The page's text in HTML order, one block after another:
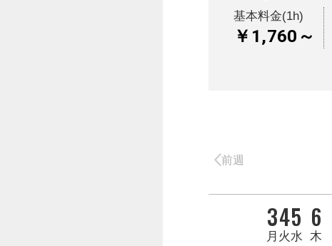
基本料金(1h)
￥1,760～
前週
3
月
4
火
5
水
6
木